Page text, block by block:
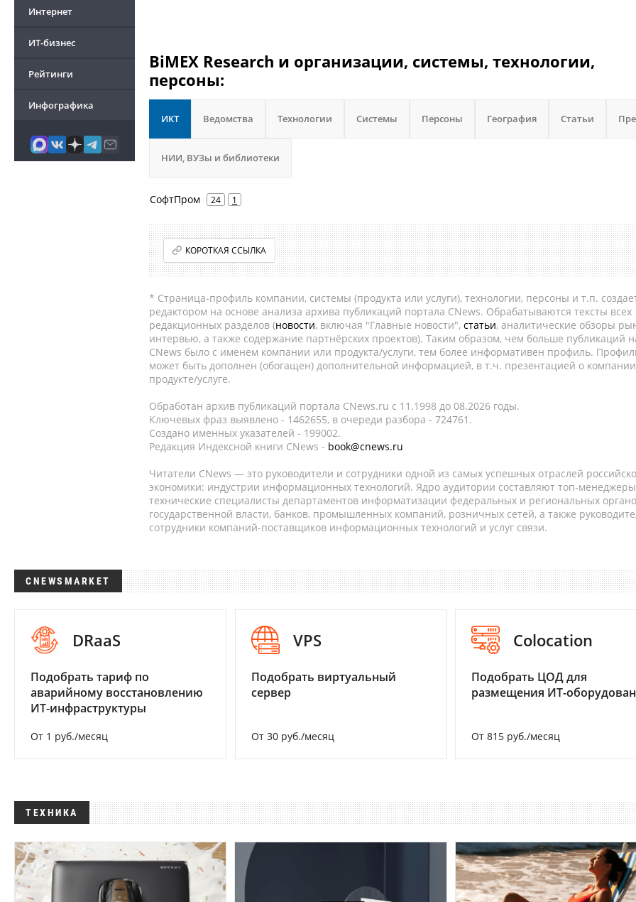
Интернет
ИТ-бизнес
Рейтинги
Инфографика
BiMEX Research и организации, системы, технологии,
персоны:
ИКТ Ведомства Технологии Системы Персоны География Статьи
НИИ, ВУЗы и библиотеки
СофтПром 24 1
КОРОТКАЯ ССЫЛКА
* Страница-профиль компании, системы (продукта или услуги), технологии, персоны и т.п.
редактором на основе анализа архива публикаций портала CNews. Обрабатываются тексты всех
редакционных разделов (новости, включая "Главные новости", статьи, аналитические обзоры
интервью, а также содержание партнёрских проектов). Таким образом, чем больше публикаций
CNews было с именем компании или продукта/услуги, тем более информативен профиль.
может быть дополнен (обогащен) дополнительной информацией, в т.ч. презентацией о
продукте/услуге.
Обработан архив публикаций портала CNews.ru c 11.1998 до 08.2026 годы.
Ключевых фраз выявлено - 1462655, в очереди разбора - 724761.
Создано именных указателей - 199002.
Редакция Индексной книги CNews - book@cnews.ru
Читатели CNews — это руководители и сотрудники одной из самых успешных отраслей
экономики: индустрии информационных технологий. Ядро аудитории составляют топ-
технические специалисты департаментов информатизации федеральных и региональных
государственной власти, банков, промышленных компаний, розничных сетей, а также
сотрудники компаний-поставщиков информационных технологий и услуг связи.
CNEWSMARKET
DRaaS
Подобрать тариф по
аварийному восстановлению
ИТ-инфраструктуры
От 1 руб./месяц
VPS
Подобрать виртуальный
сервер
От 30 руб./месяц
Colocation
Подобрать ЦОД для
размещения ИТ-
От 815 руб./месяц
ТЕХНИКА